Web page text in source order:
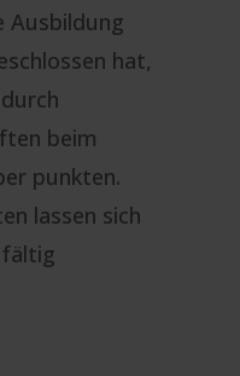
Ausbildung
hat,
beim
punkten.
lassen sich